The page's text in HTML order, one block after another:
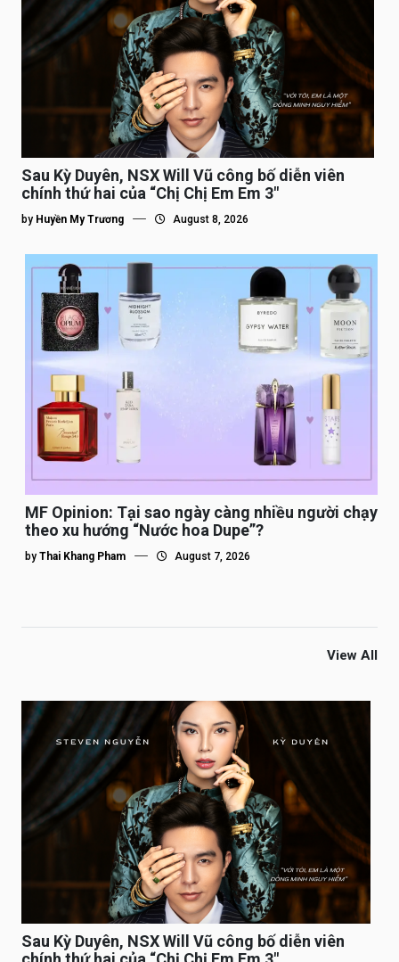
Sau Kỳ Duyên, NSX Will Vũ công bố diễn viên
chính thứ hai của “Chị Chị Em Em 3″
by Huyền My Trương August 8, 2026
MF Opinion: Tại sao ngày càng nhiều người chạy
theo xu hướng “Nước hoa Dupe”?
by Thai Khang Pham August 7, 2026
View All
Sau Kỳ Duyên, NSX Will Vũ công bố diễn viên